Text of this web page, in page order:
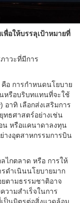
พื่อให้บรรลุเป้าหมายที่
าวะที่มีการ
คือ การกำหนดนโยบาย
หรือบริบทแทนที่จะใช้
อาทิ เลือกส่งเสริมการ
ทธศาสตร์อย่างเช่น
น หรือแคนาดาลงทุน
างอุตสาหกรรมการบิน
ไกตลาด หรือ การให้
รดำเนินนโยบายมาก
ตามธรรมชาติอาจ
วามสำเร็จในการ
ป็นมิตรต่อสิ่งแวดล้อม